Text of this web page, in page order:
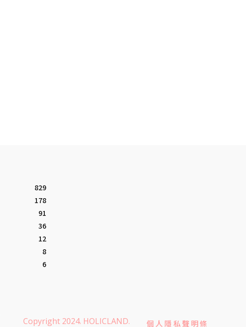
829
178
91
36
12
8
6
Copyright 2024. HOLICLAND. 個人隱私聲明條